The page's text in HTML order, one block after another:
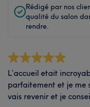
Rédigé par nos
qualité du salon
rendre.
L’accueil etait
parfaitement et je me
vais revenir et je